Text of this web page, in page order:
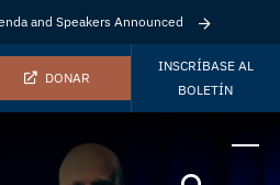
and Speakers Announced
DONAR
INSCRÍBASE AL
BOLETÍN